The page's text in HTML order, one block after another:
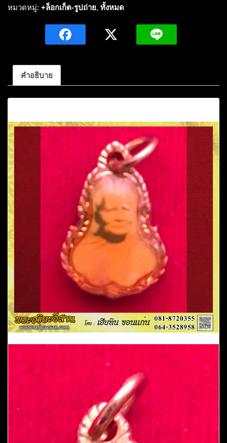
เล็ก
จิณโณ
รูป
พระพุทธเจ้า
ไม่
ทราบ
ที่มา
ชิ้น
หมวดหมู่: +ล็อกเก็ต-รูปถ่าย, ทั้งหมด
คำอธิบาย